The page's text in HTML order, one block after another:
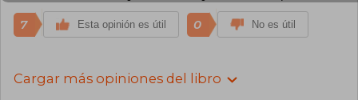
7 Esta opinión es útil 0 No es útil
Cargar más opiniones del libro